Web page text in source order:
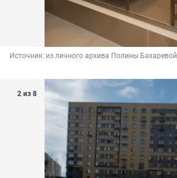
Источник: из личного архива Полины Бахаревой
2 из 8